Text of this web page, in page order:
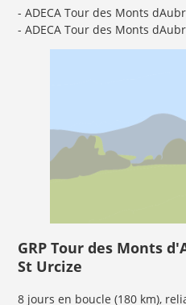
- ADECA Tour des Monts
- ADECA Tour des Monts
GRP Tour des Monts
St Urcize
8 jours en boucle (180 km),